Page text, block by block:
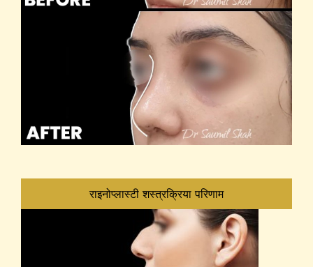
राइनोप्लास्टी शस्त्रक्रिया परिणाम